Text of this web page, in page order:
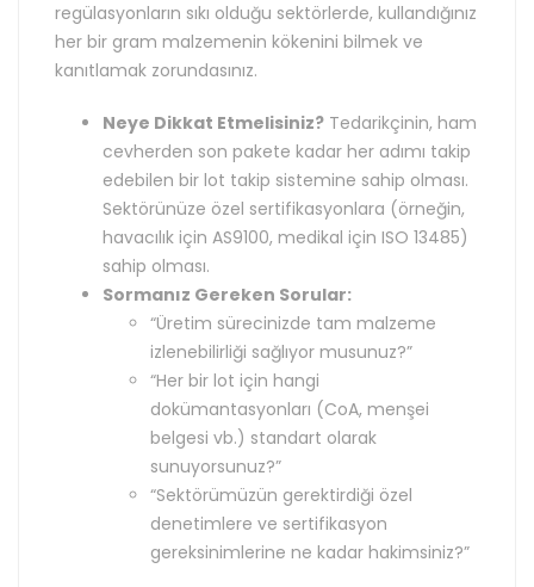
regülasyonların sıkı olduğu sektörlerde, kullandığınız
her bir gram malzemenin kökenini bilmek ve
kanıtlamak zorundasınız.
Neye Dikkat Etmelisiniz? Tedarikçinin, ham
cevherden son pakete kadar her adımı takip
edebilen bir lot takip sistemine sahip olması.
Sektörünüze özel sertifikasyonlara (örneğin,
havacılık için AS9100, medikal için ISO 13485)
sahip olması.
Sormanız Gereken Sorular:
“Üretim sürecinizde tam malzeme
izlenebilirliği sağlıyor musunuz?”
“Her bir lot için hangi
dokümantasyonları (CoA, menşei
belgesi vb.) standart olarak
sunuyorsunuz?”
“Sektörümüzün gerektirdiği özel
denetimlere ve sertifikasyon
gereksinimlerine ne kadar hakimsiniz?”